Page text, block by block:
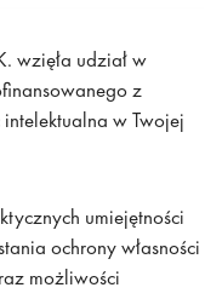
wzięła udział w
z
intelektualna w Twojej
umiejętności
ochrony własności
możliwości